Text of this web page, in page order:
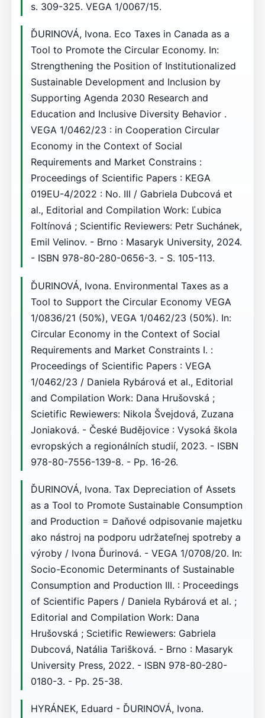
s. 309-325. VEGA 1/0067/15.
ĎURINOVÁ, Ivona. Eco Taxes in Canada as a
Tool to Promote the Circular Economy. In:
Strengthening the Position of Institutionalized
Sustainable Development and Inclusion by
Supporting Agenda 2030 Research and
Education and Inclusive Diversity Behavior .
VEGA 1/0462/23 : in Cooperation Circular
Economy in the Context of Social
Requirements and Market Constrains :
Proceedings of Scientific Papers : KEGA
019EU-4/2022 : No. III / Gabriela Dubcová et
al., Editorial and Compilation Work: Ľubica
Foltínová ; Scientific Reviewers: Petr Suchánek,
Emil Velinov. - Brno : Masaryk University, 2024.
- ISBN 978-80-280-0656-3. - S. 105-113.
ĎURINOVÁ, Ivona. Environmental Taxes as a
Tool to Support the Circular Economy VEGA
1/0836/21 (50%), VEGA 1/0462/23 (50%). In:
Circular Economy in the Context of Social
Requirements and Market Constraints I. :
Proceedings of Scientific Papers : VEGA
1/0462/23 / Daniela Rybárová et al., Editorial
and Compilation Work: Dana Hrušovská ;
Scietific Rewiewers: Nikola Švejdová, Zuzana
Joniaková. - České Budějovice : Vysoká škola
evropských a regionálních studií, 2023. - ISBN
978-80-7556-139-8. - Pp. 16-26.
ĎURINOVÁ, Ivona. Tax Depreciation of Assets
as a Tool to Promote Sustainable Consumption
and Production = Daňové odpisovanie majetku
ako nástroj na podporu udržateľnej spotreby a
výroby / Ivona Ďurinová. - VEGA 1/0708/20. In:
Socio-Economic Determinants of Sustainable
Consumption and Production III. : Proceedings
of Scientific Papers / Daniela Rybárová et al. ;
Editorial and Compilation Work: Dana
Hrušovská ; Scietific Rewiewers: Gabriela
Dubcová, Natália Tarišková. - Brno : Masaryk
University Press, 2022. - ISBN 978-80-280-
0180-3. - Pp. 25-38.
HYRÁNEK, Eduard - ĎURINOVÁ, Ivona.